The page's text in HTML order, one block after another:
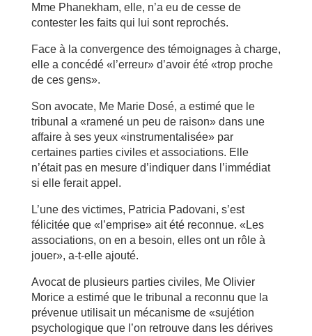
Mme Phanekham, elle, n’a eu de cesse de
contester les faits qui lui sont reprochés.
Face à la convergence des témoignages à charge,
elle a concédé «l’erreur» d’avoir été «trop proche
de ces gens».
Son avocate, Me Marie Dosé, a estimé que le
tribunal a «ramené un peu de raison» dans une
affaire à ses yeux «instrumentalisée» par
certaines parties civiles et associations. Elle
n’était pas en mesure d’indiquer dans l’immédiat
si elle ferait appel.
L’une des victimes, Patricia Padovani, s’est
félicitée que «l’emprise» ait été reconnue. «Les
associations, on en a besoin, elles ont un rôle à
jouer», a-t-elle ajouté.
Avocat de plusieurs parties civiles, Me Olivier
Morice a estimé que le tribunal a reconnu que la
prévenue utilisait un mécanisme de «sujétion
psychologique que l’on retrouve dans les dérives